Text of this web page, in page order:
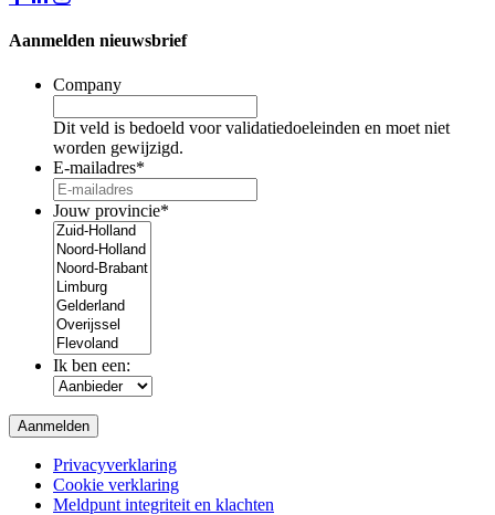
Aanmelden nieuwsbrief
Company
Dit veld is bedoeld voor validatiedoeleinden en moet niet
worden gewijzigd.
E-mailadres*
Jouw provincie*
Ik ben een:
Privacyverklaring
Cookie verklaring
Meldpunt integriteit en klachten